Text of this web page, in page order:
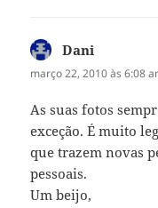
Dani
março 22, 2010 às 6:08
As suas fotos
exceção. É muito
que trazem novas
pessoais.
Um beijo,